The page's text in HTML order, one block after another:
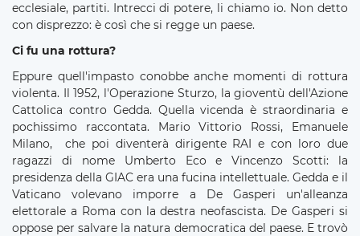
ecclesiale, partiti. Intrecci di potere, li chiamo io. Non detto
con disprezzo: è così che si regge un paese.
Ci fu una rottura?
Eppure quell'impasto conobbe anche momenti di rottura
violenta. Il 1952, l'Operazione Sturzo, la gioventù dell'Azione
Cattolica contro Gedda. Quella vicenda è straordinaria e
pochissimo raccontata. Mario Vittorio Rossi, Emanuele
Milano, che poi diventerà dirigente RAI e con loro due
ragazzi di nome Umberto Eco e Vincenzo Scotti: la
presidenza della GIAC era una fucina intellettuale. Gedda e il
Vaticano volevano imporre a De Gasperi un'alleanza
elettorale a Roma con la destra neofascista. De Gasperi si
oppose per salvare la natura democratica del paese. E trovò